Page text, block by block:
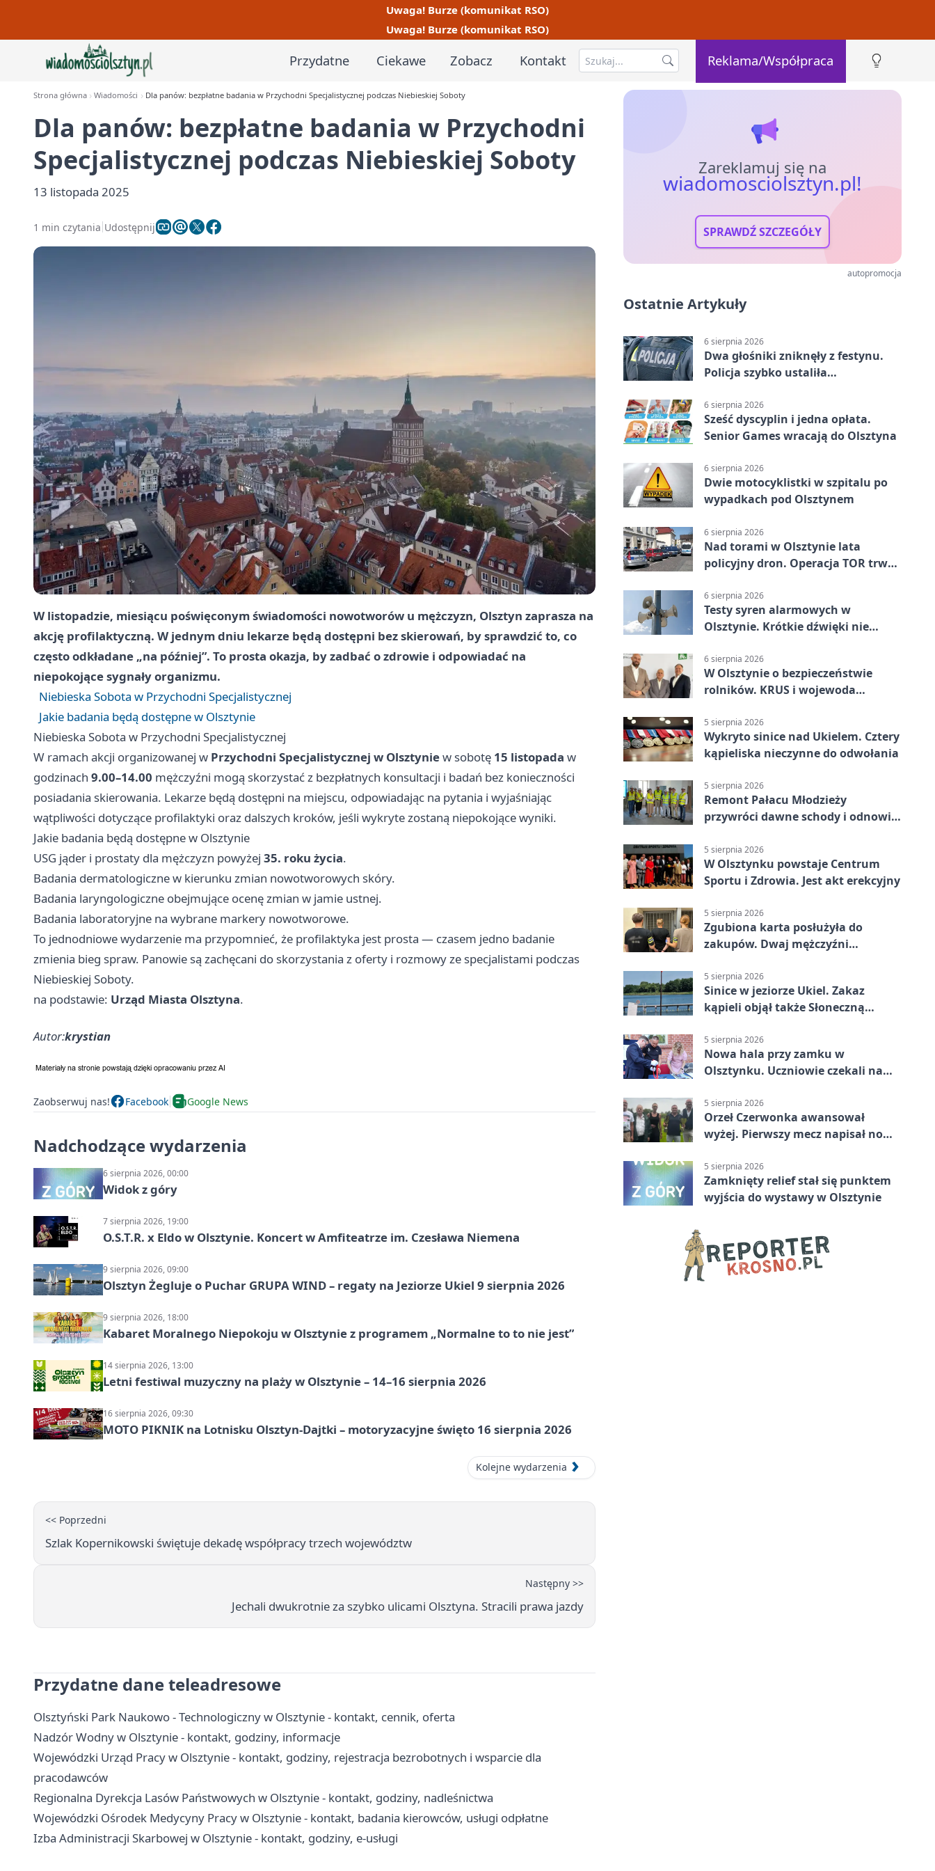
Uwaga! Burze (komunikat RSO)
Uwaga! Burze (komunikat RSO)
Przydatne Ciekawe Zobacz Kontakt Reklama/Współpraca
Strona główna Wiadomości Dla panów: bezpłatne badania w Przychodni Specjalistycznej podczas Niebieskiej Soboty
Dla panów: bezpłatne badania w Przychodni
Specjalistycznej podczas Niebieskiej Soboty
13 listopada 2025
1 min czytania Udostępnij
W listopadzie, miesiącu poświęconym świadomości nowotworów u mężczyzn, Olsztyn zaprasza na
akcję profilaktyczną. W jednym dniu lekarze będą dostępni bez skierowań, by sprawdzić to, co
często odkładane „na później”. To prosta okazja, by zadbać o zdrowie i odpowiadać na
niepokojące sygnały organizmu.
Niebieska Sobota w Przychodni Specjalistycznej
Jakie badania będą dostępne w Olsztynie
Niebieska Sobota w Przychodni Specjalistycznej
W ramach akcji organizowanej w Przychodni Specjalistycznej w Olsztyniew sobotę 15 listopada w
godzinach 9.00–14.00 mężczyźni mogą skorzystać z bezpłatnych konsultacji i badań bez konieczności
posiadania skierowania. Lekarze będą dostępni na miejscu, odpowiadając na pytania i wyjaśniając
wątpliwości dotyczące profilaktyki oraz dalszych kroków, jeśli wykryte zostaną niepokojące wyniki.
Jakie badania będą dostępne w Olsztynie
USG jąder i prostaty dla mężczyzn powyżej 35. roku życia.
Badania dermatologiczne w kierunku zmian nowotworowych skóry.
Badania laryngologiczne obejmujące ocenę zmian w jamie ustnej.
Badania laboratoryjne na wybrane markery nowotworowe.
To jednodniowe wydarzenie ma przypomnieć, że profilaktyka jest prosta — czasem jedno badanie
zmienia bieg spraw. Panowie są zachęcani do skorzystania z oferty i rozmowy ze specjalistami podczas
Niebieskiej Soboty.
na podstawie: Urząd Miasta Olsztyna.
Autor:krystian
Zaobserwuj nas! Facebook Google News
Nadchodzące wydarzenia
6 sierpnia 2026, 00:00
Widok z góry
7 sierpnia 2026, 19:00
O.S.T.R. x Eldo w Olsztynie. Koncert w Amfiteatrze im. Czesława Niemena
9 sierpnia 2026, 09:00
Olsztyn Żegluje o Puchar GRUPA WIND – regaty na Jeziorze Ukiel 9 sierpnia 2026
9 sierpnia 2026, 18:00
Kabaret Moralnego Niepokoju w Olsztynie z programem „Normalne to to nie jest”
14 sierpnia 2026, 13:00
Letni festiwal muzyczny na plaży w Olsztynie – 14–16 sierpnia 2026
16 sierpnia 2026, 09:30
MOTO PIKNIK na Lotnisku Olsztyn-Dajtki – motoryzacyjne święto 16 sierpnia 2026
Kolejne wydarzenia
<< Poprzedni
Szlak Kopernikowski świętuje dekadę współpracy trzech województw
Następny >>
Jechali dwukrotnie za szybko ulicami Olsztyna. Stracili prawa jazdy
Przydatne dane teleadresowe
Olsztyński Park Naukowo - Technologiczny w Olsztynie - kontakt, cennik, oferta
Nadzór Wodny w Olsztynie - kontakt, godziny, informacje
Wojewódzki Urząd Pracy w Olsztynie - kontakt, godziny, rejestracja bezrobotnych i wsparcie dla
pracodawców
Regionalna Dyrekcja Lasów Państwowych w Olsztynie - kontakt, godziny, nadleśnictwa
Wojewódzki Ośrodek Medycyny Pracy w Olsztynie - kontakt, badania kierowców, usługi odpłatne
Izba Administracji Skarbowej w Olsztynie - kontakt, godziny, e-usługi
Zareklamuj się na
wiadomosciolsztyn.pl!
SPRAWDŹ SZCZEGÓŁY
autopromocja
Ostatnie Artykuły
6 sierpnia 2026
Dwa głośniki zniknęły z festynu.
Policja szybko ustaliła
6 sierpnia 2026
Sześć dyscyplin i jedna opłata.
Senior Games wracają do Olsztyna
6 sierpnia 2026
Dwie motocyklistki w szpitalu po
wypadkach pod Olsztynem
6 sierpnia 2026
Nad torami w Olsztynie lata
policyjny dron. Operacja TOR trwa
6 sierpnia 2026
Testy syren alarmowych w
Olsztynie. Krótkie dźwięki nie
6 sierpnia 2026
W Olsztynie o bezpieczeństwie
rolników. KRUS i wojewoda
5 sierpnia 2026
Wykryto sinice nad Ukielem. Cztery
kąpieliska nieczynne do odwołania
5 sierpnia 2026
Remont Pałacu Młodzieży
przywróci dawne schody i odnowi
5 sierpnia 2026
W Olsztynku powstaje Centrum
Sportu i Zdrowia. Jest akt erekcyjny
5 sierpnia 2026
Zgubiona karta posłużyła do
zakupów. Dwaj mężczyźni
5 sierpnia 2026
Sinice w jeziorze Ukiel. Zakaz
kąpieli objął także Słoneczną
5 sierpnia 2026
Nowa hala przy zamku w
Olsztynku. Uczniowie czekali na
5 sierpnia 2026
Orzeł Czerwonka awansował
wyżej. Pierwszy mecz napisał nowy
5 sierpnia 2026
Zamknięty relief stał się punktem
wyjścia do wystawy w Olsztynie